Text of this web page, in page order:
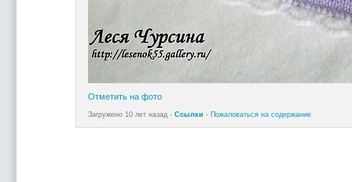
Отметить на фото
Загружено 10 лет назад - Ссылки - Пожаловаться на содержание